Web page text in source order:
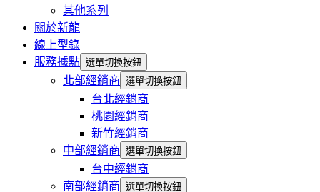
其他系列
關於新龍
線上型錄
服務據點 選單切換按鈕
北部經銷商 選單切換按鈕
台北經銷商
桃園經銷商
新竹經銷商
中部經銷商 選單切換按鈕
台中經銷商
南部經銷商 選單切換按鈕